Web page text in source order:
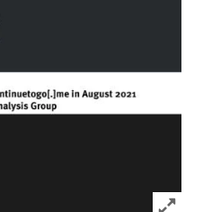
Click to expand Image